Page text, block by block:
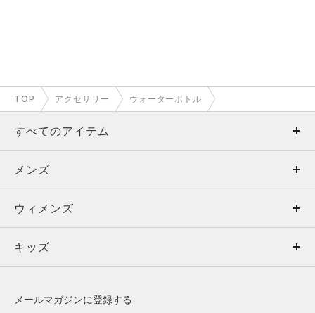
TOP アクセサリー ウォーターボトル
すべてのアイテム
メンズ
ウィメンズ
キッズ
メンズ
トップス
ボトムス
ウィメンズ
トップス
キッズ
メールマガジンに登録する